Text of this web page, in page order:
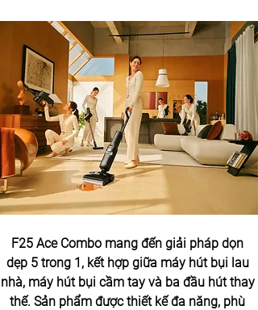
F25 Ace Combo mang đến giải pháp dọn
dẹp 5 trong 1, kết hợp giữa máy hút bụi lau
nhà, máy hút bụi cầm tay và ba đầu hút thay
thế. Sản phẩm được thiết kế đa năng, phù